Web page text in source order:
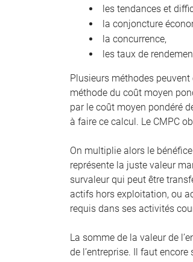
les tendances et
la conjoncture
la concurrence,
les taux de
Plusieurs méthodes
méthode du coût moyen
par le coût moyen pondéré
à faire ce calcul. Le CMPC
On multiplie alors le
représente la juste valeur
survaleur qui peut être
actifs hors exploitation, ou
requis dans ses activités
La somme de la valeur de
de l’entreprise. Il faut